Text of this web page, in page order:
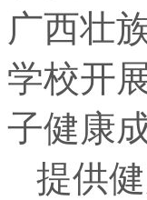
广西壮
学校开
子健康
提供